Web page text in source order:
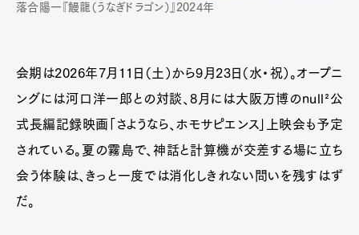
落合陽一『鰻⿓（うなぎドラゴン）』2024年
会期は2026年7月11日（土）から9月23日（水・祝）。オープニ
ングには河口洋一郎との対談、8月には大阪万博のnull²公
式長編記録映画「さようなら、ホモサピエンス」上映会も予定
されている。夏の霧島で、神話と計算機が交差する場に立ち
会う体験は、きっと一度では消化しきれない問いを残すはず
だ。